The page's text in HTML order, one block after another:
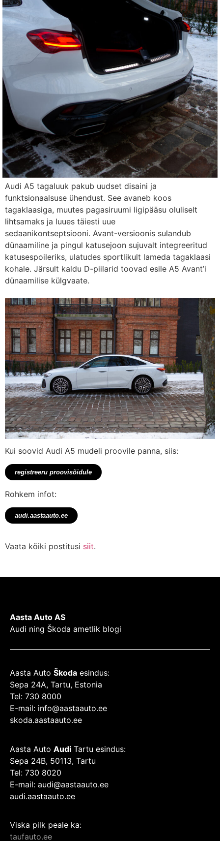
Audi A5 tagaluuk pakub uudset disaini ja
funktsionaalsuse ühendust. See avaneb koos
tagaklaasiga, muutes pagasiruumi ligipääsu oluliselt
lihtsamaks ja luues täiesti uue
sedaanikontseptsiooni. Avant-versioonis sulandub
dünaamiline ja pingul katusejoon sujuvalt integreeritud
katusespoileriks, ulatudes sportlikult lameda tagaklaasi
kohale. Järsult kaldu D-piilarid toovad esile A5 Avant’i
dünaamilise külgvaate.
Kui soovid Audi A5 mudeli proovile panna, siis:
registreeru proovisõidule
Rohkem infot:
audi.aastaauto.ee
Vaata kõiki postitusi siit.
Aasta Auto AS
Audi ning Škoda ametlik blogi
Aasta Auto Škoda esindus:
Sepa 24A, Tartu, Estonia
Tel: 730 8000
E-mail: info@aastaauto.ee
skoda.aastaauto.ee
Aasta Auto Audi Tartu esindus:
Sepa 24B, 50113, Tartu
Tel: 730 8020
E-mail: audi@aastaauto.ee
audi.aastaauto.ee
Viska pilk peale ka:
taufauto.ee